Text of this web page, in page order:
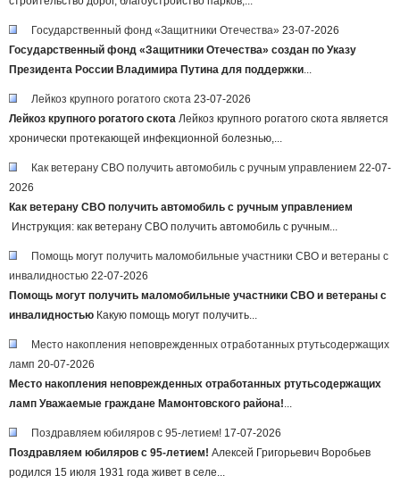
Государственный фонд «Защитники Отечества» 23-07-2026
Государственный фонд «Защитники Отечества» создан по Указу
Президента России Владимира Путина для поддержки...
Лейкоз крупного рогатого скота 23-07-2026
Лейкоз крупного рогатого скота Лейкоз крупного рогатого скота является
хронически протекающей инфекционной болезнью,...
Как ветерану СВО получить автомобиль с ручным управлением 22-07-
2026
Как ветерану СВО получить автомобиль с ручным управлением
Инструкция: как ветерану СВО получить автомобиль с ручным...
Помощь могут получить маломобильные участники СВО и ветераны с
инвалидностью 22-07-2026
Помощь могут получить маломобильные участники СВО и ветераны с
инвалидностью Какую помощь могут получить...
Место накопления неповрежденных отработанных ртутьсодержащих
ламп 20-07-2026
Место накопления неповрежденных отработанных ртутьсодержащих
ламп Уважаемые граждане Мамонтовского района!...
Поздравляем юбиляров с 95-летием! 17-07-2026
Поздравляем юбиляров с 95-летием! Алексей Григорьевич Воробьев
родился 15 июля 1931 года живет в селе...